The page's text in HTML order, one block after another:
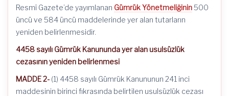
Resmî Gazete’de yayımlanan Gümrük Yönetmeliğinin500
üncü ve 584 üncü maddelerinde yer alan tutarların
yeniden belirlenmesidir.
4458 sayılı Gümrük Kanununda yer alan usulsüzlük
cezasının yeniden belirlenmesi
MADDE 2- (1) 4458 sayılı Gümrük Kanununun 241 inci
maddesinin birinci fıkrasında belirtilen usulsüzlük cezası